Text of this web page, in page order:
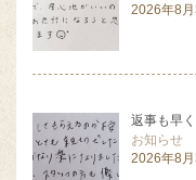
2026年8月
返事も早
お知らせ
2026年8月